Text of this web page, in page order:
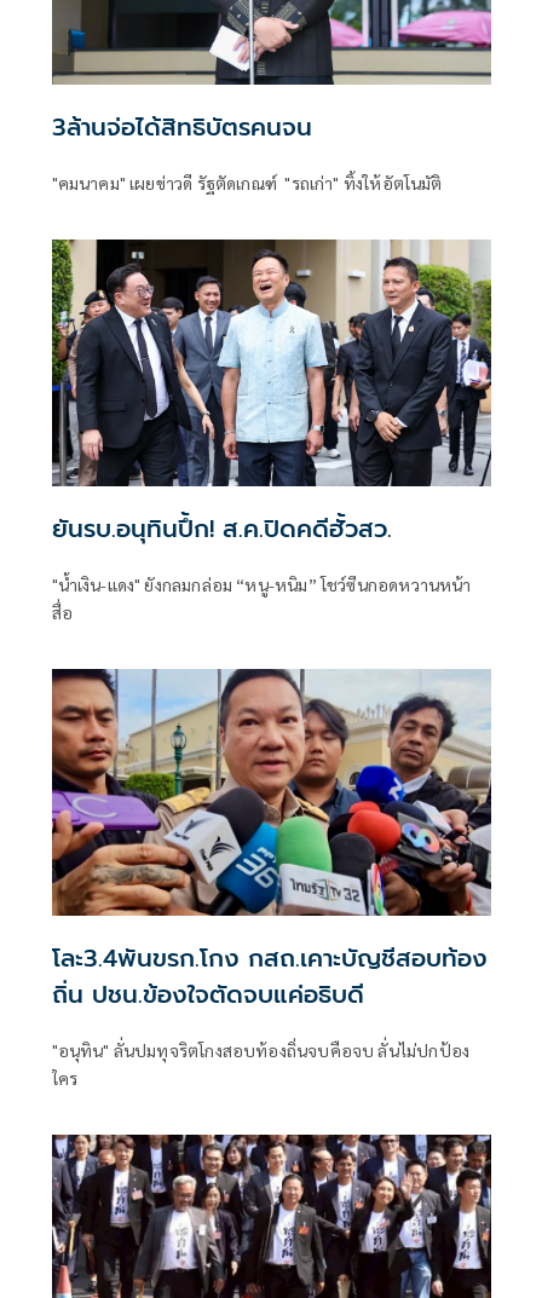
3ล้านจ่อได้สิทธิบัตรคนจน
"คมนาคม" เผยข่าวดี รัฐตัดเกณฑ์ "รถเก่า" ทิ้งให้อัตโนมัติ
ยันรบ.อนุทินปึ้ก! ส.ค.ปิดคดีฮั้วสว.
"น้ำเงิน-แดง" ยังกลมกล่อม “หนู-หนิม” โชว์ซีนกอดหวานหน้า
สื่อ
โละ3.4พันขรก.โกง กสถ.เคาะบัญชีสอบท้อง
ถิ่น ปชน.ข้องใจตัดจบแค่อธิบดี
"อนุทิน" ลั่นปมทุจริตโกงสอบท้องถิ่นจบคือจบ ลั่นไม่ปกป้อง
ใคร